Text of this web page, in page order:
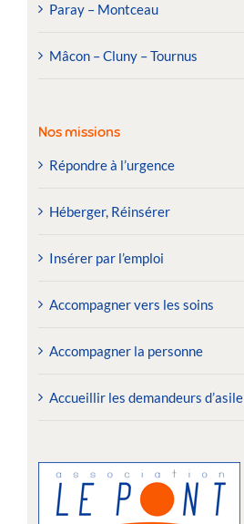
Paray – Montceau
Mâcon – Cluny – Tournus
Nos missions
Répondre à l’urgence
Héberger, Réinsérer
Insérer par l’emploi
Accompagner vers les soins
Accompagner la personne
Accueillir les demandeurs d’asile